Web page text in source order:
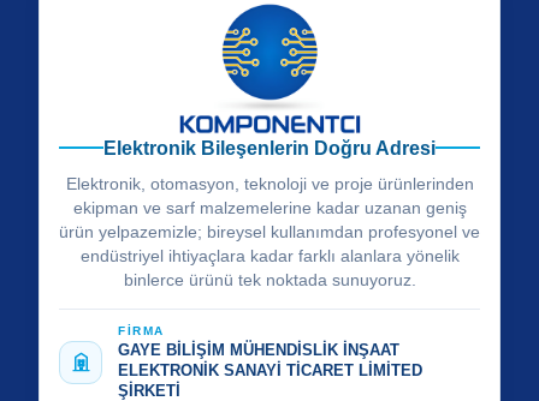
Elektronik Bileşenlerin Doğru Adresi
Elektronik, otomasyon, teknoloji ve proje ürünlerinden
ekipman ve sarf malzemelerine kadar uzanan geniş
ürün yelpazemizle; bireysel kullanımdan profesyonel ve
endüstriyel ihtiyaçlara kadar farklı alanlara yönelik
binlerce ürünü tek noktada sunuyoruz.
FİRMA
GAYE BİLİŞİM MÜHENDİSLİK İNŞAAT
ELEKTRONİK SANAYİ TİCARET LİMİTED
ŞİRKETİ